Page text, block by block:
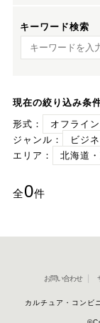
キーワード検索
キーワード検索
現在の絞り込み条
形式：
オフライン
ジャンル：
ビジ
エリア：
北海道
全0件
お問い合わせ
カルチュア・コン